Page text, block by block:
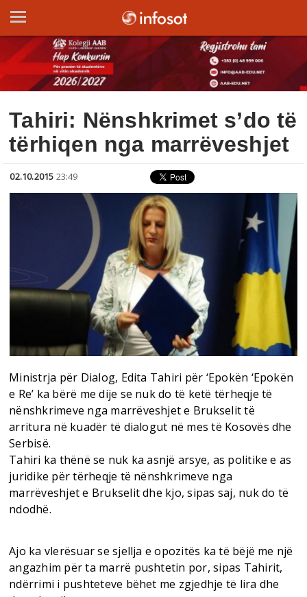
Tahiri: Nënshkrimet s’do të
tërhiqen nga marrëveshjet
02.10.2015 23:49
Ministrja për Dialog, Edita Tahiri për ‘Epokën ‘Epokën
e Re’ ka bërë me dije se nuk do të ketë tërheqje të
nënshkrimeve nga marrëveshjet e Brukselit të
arritura në kuadër të dialogut në mes të Kosovës dhe
Serbisë.
Tahiri ka thënë se nuk ka asnjë arsye, as politike e as
juridike për tërheqje të nënshkrimeve nga
marrëveshjet e Brukselit dhe kjo, sipas saj, nuk do të
ndodhë.
Ajo ka vlerësuar se sjellja e opozitës ka të bëjë me një
angazhim për ta marrë pushtetin por, sipas Tahirit,
ndërrimi i pushteteve bëhet me zgjedhje të lira dhe